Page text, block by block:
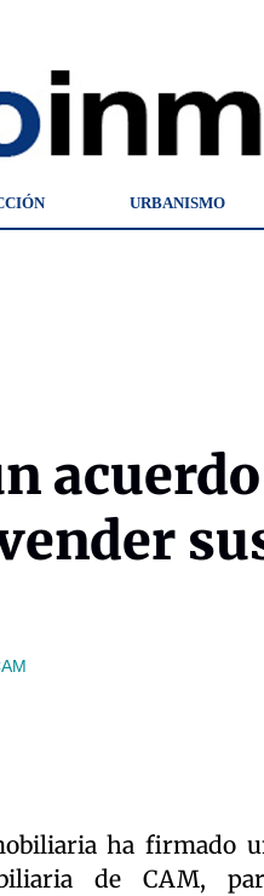
URBANISMO
acuerdo
ha firmado
de CAM,